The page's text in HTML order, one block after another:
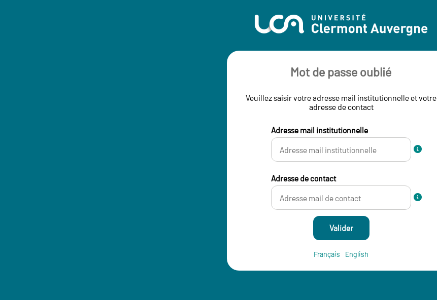
Mot de passe oublié
Veuillez saisir votre adresse mail institutionnelle et votre
adresse de contact
Adresse mail institutionnelle
Adresse de contact
Valider
Français English